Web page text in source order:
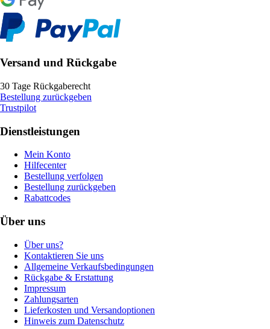
Versand und Rückgabe
30 Tage Rückgaberecht
Bestellung zurückgeben
Trustpilot
Dienstleistungen
Mein Konto
Hilfecenter
Bestellung verfolgen
Bestellung zurückgeben
Rabattcodes
Über uns
Über uns?
Kontaktieren Sie uns
Allgemeine Verkaufsbedingungen
Rückgabe & Erstattung
Impressum
Zahlungsarten
Lieferkosten und Versandoptionen
Hinweis zum Datenschutz